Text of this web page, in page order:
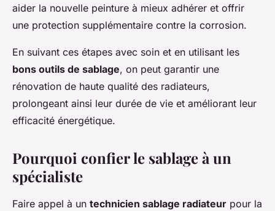
aider la nouvelle peinture à mieux adhérer et offrir
une protection supplémentaire contre la corrosion.
En suivant ces étapes avec soin et en utilisant les
bons outils de sablage, on peut garantir une
rénovation de haute qualité des radiateurs,
prolongeant ainsi leur durée de vie et améliorant leur
efficacité énergétique.
Pourquoi confier le sablage à un
spécialiste
Faire appel à un technicien sablage radiateur pour la